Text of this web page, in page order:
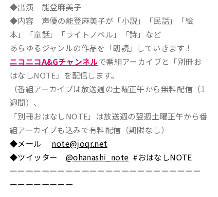
◆出演 能登麻美子
◆内容 声優の能登麻美子が「小説」「民話」「絵
本」「童話」「ライトノベル」「詩」など
あらゆるジャンルの作品を「朗読」していきます！
ニコニコA&Gチャンネルで番組アーカイブと「別冊お
はなしNOTE」を配信します。
（番組アーカイブは放送週の土曜正午から無料配信（1
週間）、
「別冊おはなしNOTE」は放送週の翌週土曜正午から番
組アーカイブも込みで有料配信（期限なし）
◆メール note@joqr.net
◆ツイッター @ohanashi_note #おはなしNOTE
ーーーーーーーーーーーーーーーーーーーーーーーー
ーーーーーーーー